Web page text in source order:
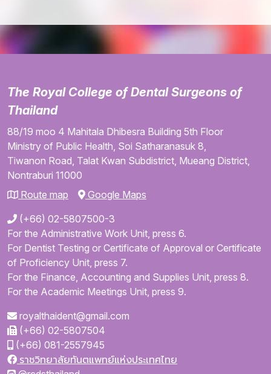
The Royal College of Dental Surgeons of
Thailand
88/19 moo 4 Mahitala Dhibesra Building 5th Floor
Ministry of Public Health, Soi Satharanasuk 8,
Tiwanon Road, Talat Kwan Subdistrict, Mueang District,
Nontraburi 11000
Route map
Google Maps
(+66) 02-5807500-3
For the Administrative Work Unit, press 6.
For Dentist Testing or Certificate of Approval or Certificate
of Proficiency Unit, press 7.
For the Finance, Accounting and Supplies Unit, press 8.
For the Academic Meetings Unit, press 9.
royalthaident@gmail.com
(+66) 02-5807504
(+66) 081-2557945
ราชวิทยาลัยทันตแพทย์แห่งประเทศไทย